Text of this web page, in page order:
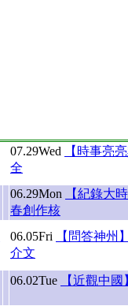
07.29Wed
【時事亮
全
06.29Mon
【紀錄大
春創作核
06.05Fri
【問答神州
介文
06.02Tue 【近觀中